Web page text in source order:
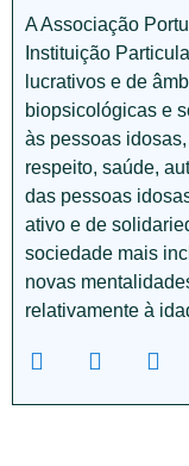
A Associação
Instituição
lucrativos e de
biopsicológicas e
às pessoas
respeito, saúde,
das pessoas
ativo e de
sociedade mais
novas
relativamente à